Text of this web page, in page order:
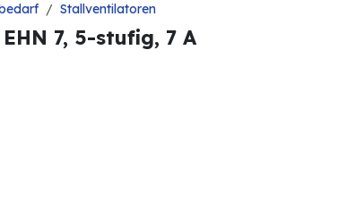
Stallventilatoren
7, 5-stufig, 7 A